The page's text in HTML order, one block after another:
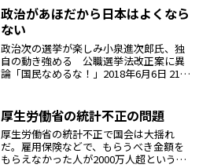
政治があほだから日本はよくなら
ない
政治次の選挙が楽しみ小泉進次郎氏、独
自の動き強める 公職選挙法改正案に異
論「国民なめるな！」2018年6月6日 21時
本部と選挙制度調査会の合同部会に出席
し、参院選の...
厚生労働省の統計不正の問題
厚生労働省の統計不正で国会は大揺れ
だ。雇用保険などで、もらうべき金額を
もらえなかった人が2000万人超という大